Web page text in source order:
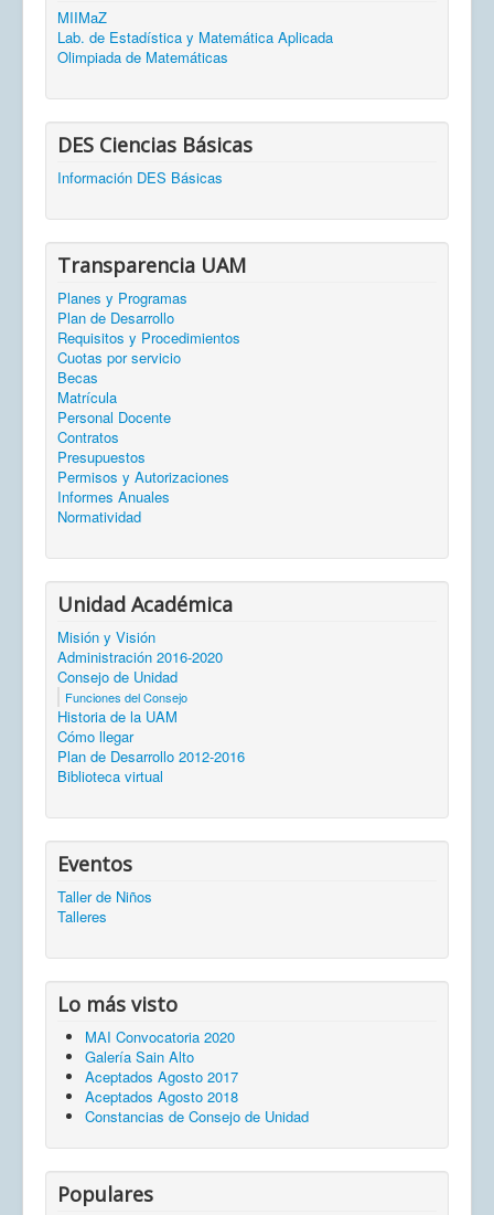
MIIMaZ
Lab. de Estadística y Matemática Aplicada
Olimpiada de Matemáticas
DES Ciencias Básicas
Información DES Básicas
Transparencia UAM
Planes y Programas
Plan de Desarrollo
Requisitos y Procedimientos
Cuotas por servicio
Becas
Matrícula
Personal Docente
Contratos
Presupuestos
Permisos y Autorizaciones
Informes Anuales
Normatividad
Unidad Académica
Misión y Visión
Administración 2016-2020
Consejo de Unidad
Funciones del Consejo
Historia de la UAM
Cómo llegar
Plan de Desarrollo 2012-2016
Biblioteca virtual
Eventos
Taller de Niños
Talleres
Lo más visto
MAI Convocatoria 2020
Galería Sain Alto
Aceptados Agosto 2017
Aceptados Agosto 2018
Constancias de Consejo de Unidad
Populares